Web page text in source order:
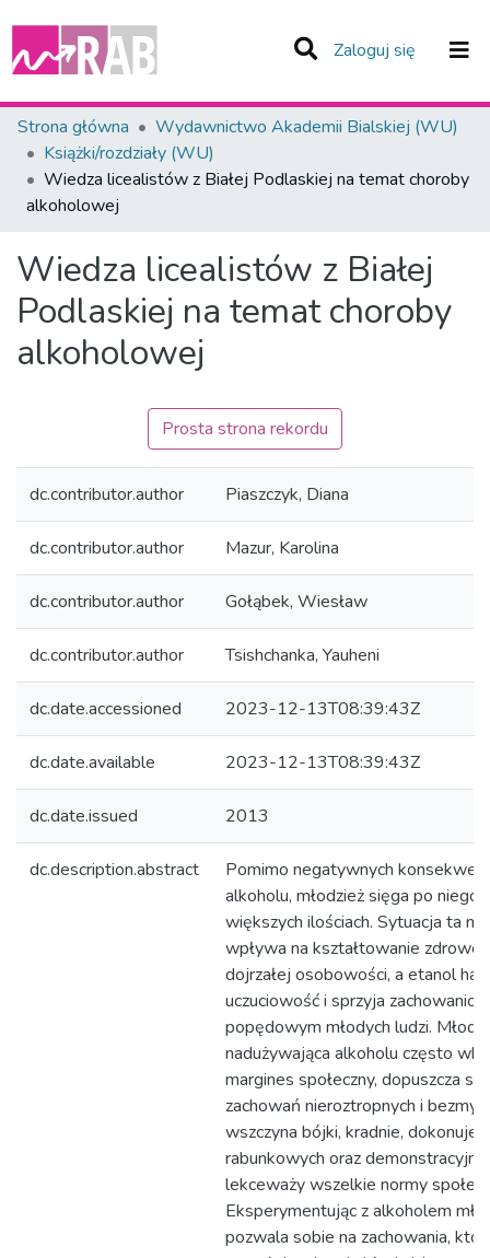
Zaloguj się (current)
Zespoły i Kolekcje
Statystyka
Całe Repozytorium
Strona główna
Wydawnictwo Akademii Bialskiej (WU)
Książki/rozdziały (WU)
Wiedza licealistów z Białej Podlaskiej na temat choroby
alkoholowej
Wiedza licealistów z Białej
Podlaskiej na temat choroby
alkoholowej
Prosta strona rekordu
dc.contributor.author Piaszczyk, Diana
dc.contributor.author Mazur, Karolina
dc.contributor.author Gołąbek, Wiesław
dc.contributor.author Tsishchanka, Yauheni
dc.date.accessioned 2023-12-13T08:39:43Z
dc.date.available 2023-12-13T08:39:43Z
dc.date.issued 2013
dc.description.abstract
Pomimo negatywnych
alkoholu, młodzież sięga po niego
większych ilościach. Sytuacja ta
wpływa na kształtowanie zdrowej
dojrzałej osobowości, a etanol
uczuciowość i sprzyja zachowaniom
popędowym młodych ludzi.
nadużywająca alkoholu często
margines społeczny, dopuszcza się
zachowań nieroztropnych i
wszczyna bójki, kradnie, dokonuje
rabunkowych oraz demonstracyjnie
lekceważy wszelkie normy
Eksperymentując z alkoholem
pozwala sobie na zachowania,